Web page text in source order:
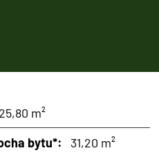
m²
bytu*: 31,20 m²